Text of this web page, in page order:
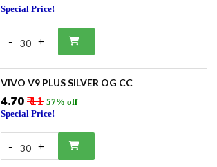
Special Price!
- 30 +
VIVO V9 PLUS SILVER OG CC
₹4.70₹ 11 57% off
Special Price!
- 30 +